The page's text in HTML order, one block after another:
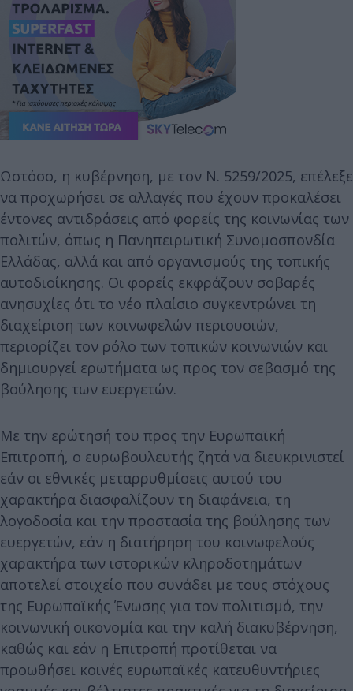
Ωστόσο, η κυβέρνηση, με τον Ν. 5259/2025, επέλεξε
να προχωρήσει σε αλλαγές που έχουν προκαλέσει
έντονες αντιδράσεις από φορείς της κοινωνίας των
πολιτών, όπως η Πανηπειρωτική Συνομοσπονδία
Ελλάδας, αλλά και από οργανισμούς της τοπικής
αυτοδιοίκησης. Οι φορείς εκφράζουν σοβαρές
ανησυχίες ότι το νέο πλαίσιο συγκεντρώνει τη
διαχείριση των κοινωφελών περιουσιών,
περιορίζει τον ρόλο των τοπικών κοινωνιών και
δημιουργεί ερωτήματα ως προς τον σεβασμό της
βούλησης των ευεργετών.
Με την ερώτησή του προς την Ευρωπαϊκή
Επιτροπή, ο ευρωβουλευτής ζητά να διευκρινιστεί
εάν οι εθνικές μεταρρυθμίσεις αυτού του
χαρακτήρα διασφαλίζουν τη διαφάνεια, τη
λογοδοσία και την προστασία της βούλησης των
ευεργετών, εάν η διατήρηση του κοινωφελούς
χαρακτήρα των ιστορικών κληροδοτημάτων
αποτελεί στοιχείο που συνάδει με τους στόχους
της Ευρωπαϊκής Ένωσης για τον πολιτισμό, την
κοινωνική οικονομία και την καλή διακυβέρνηση,
καθώς και εάν η Επιτροπή προτίθεται να
προωθήσει κοινές ευρωπαϊκές κατευθυντήριες